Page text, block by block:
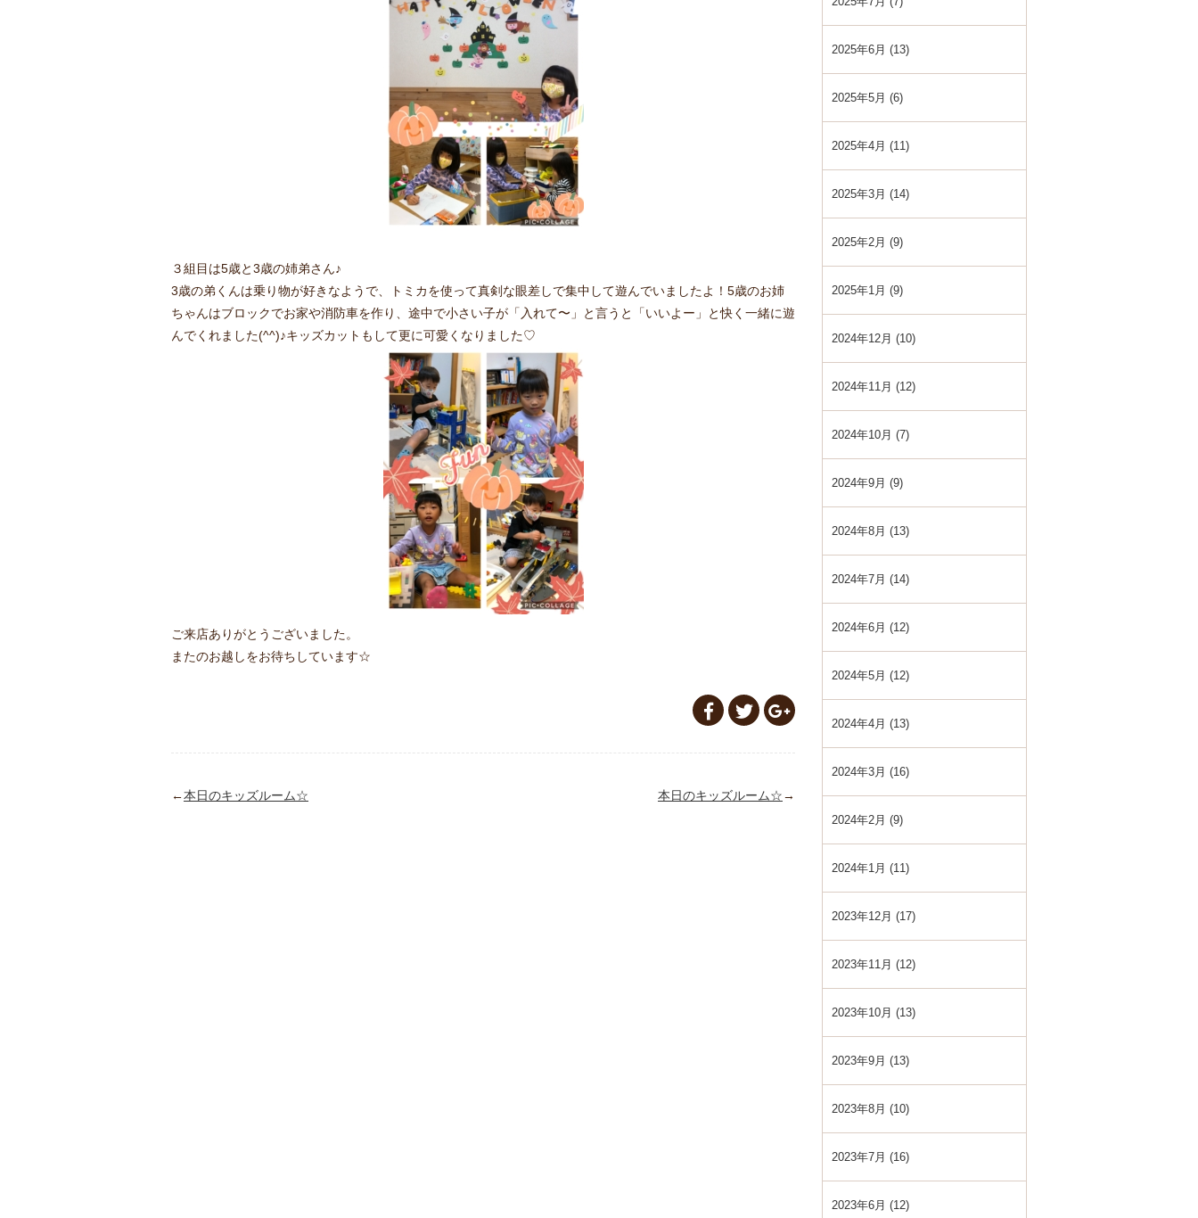
３組目は5歳と3歳の姉弟さん♪
3歳の弟くんは乗り物が好きなようで、トミカを使って真剣な眼差しで集中して遊んでいましたよ！5歳のお姉
ちゃんはブロックでお家や消防車を作り、途中で小さい子が「入れて〜」と言うと「いいよー」と快く一緒に遊
んでくれました(^^)♪キッズカットもして更に可愛くなりました♡
ご来店ありがとうございました。
またのお越しをお待ちしています☆
←本日のキッズルーム☆ 本日のキッズルーム☆→
2025年6月 (13)
2025年5月 (6)
2025年4月 (11)
2025年3月 (14)
2025年2月 (9)
2025年1月 (9)
2024年12月 (10)
2024年11月 (12)
2024年10月 (7)
2024年9月 (9)
2024年8月 (13)
2024年7月 (14)
2024年6月 (12)
2024年5月 (12)
2024年4月 (13)
2024年3月 (16)
2024年2月 (9)
2024年1月 (11)
2023年12月 (17)
2023年11月 (12)
2023年10月 (13)
2023年9月 (13)
2023年8月 (10)
2023年7月 (16)
2023年6月 (12)